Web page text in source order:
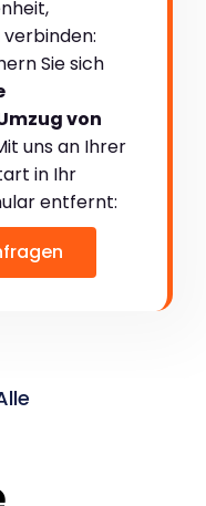
verbinden:
Sie sich
von
uns an Ihrer
in Ihr
entfernt: